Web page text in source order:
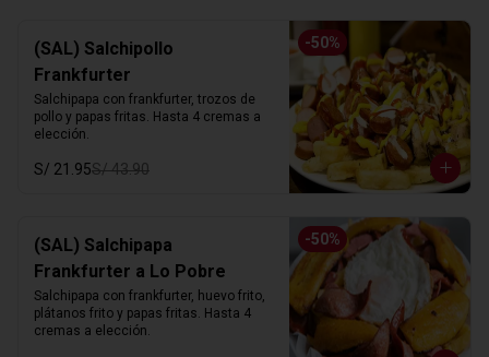
-50%
(SAL) Salchipollo
Frankfurter
Salchipapa con frankfurter, trozos de
pollo y papas fritas. Hasta 4 cremas a
elección.
S/ 21.95S/ 43.90
-50%
(SAL) Salchipapa
Frankfurter a Lo Pobre
Salchipapa con frankfurter, huevo frito,
plátanos frito y papas fritas. Hasta 4
cremas a elección.